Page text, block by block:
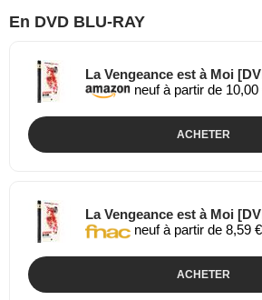
En DVD BLU-RAY
La Vengeance est à Moi
neuf à partir de 10,00
ACHETER
La Vengeance est à Moi
neuf à partir de 8,59 €
ACHETER